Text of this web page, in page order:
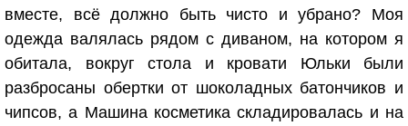
вместе, всё должно быть чисто и убрано? Моя
одежда валялась рядом с диваном, на котором я
обитала, вокруг стола и кровати Юльки были
разбросаны обертки от шоколадных батончиков и
чипсов, а Машина косметика складировалась и на